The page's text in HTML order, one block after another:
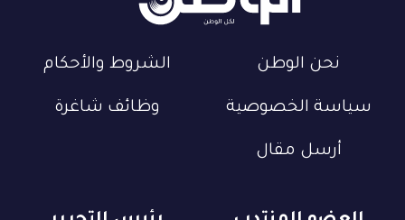
نحن الوطن الشروط والأحكام
سياسة الخصوصية وظائف شاغرة
أرسل مقال